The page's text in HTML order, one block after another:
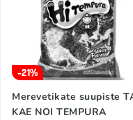
-21%
Merevetikate suupiste
KAE NOI TEMPURA